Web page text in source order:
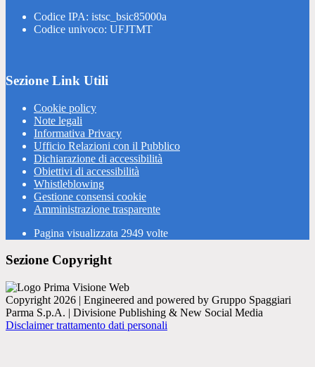
Codice IPA: istsc_bsic85000a
Codice univoco: UFJTMT
Sezione Link Utili
Cookie policy
Note legali
Informativa Privacy
Ufficio Relazioni con il Pubblico
Dichiarazione di accessibilità
Obiettivi di accessibilità
Whistleblowing
Gestione consensi cookie
Amministrazione trasparente
Pagina visualizzata 2949 volte
Sezione Copyright
Copyright 2026 | Engineered and powered by Gruppo Spaggiari
Parma S.p.A. | Divisione Publishing & New Social Media
Disclaimer trattamento dati personali